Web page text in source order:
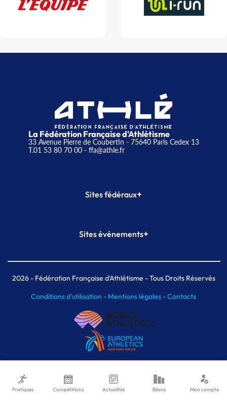
La Fédération Française d'Athlétisme
33 Avenue Pierre de Coubertin - 75640 Paris Cedex 13
T.01 53 80 70 00- ffa@athle.fr
Sites fédéraux+
Plateforme Formation
Sites événements+
Meeting de Paris indoor
MAIF Ekiden de Paris
2026- Fédération Française d'Athlétisme - Tous Droits Réservés
Conditions d'utilisation - Mentions légales -Contacts
Pratiques Compétitions Actualités Bilans Mon compte